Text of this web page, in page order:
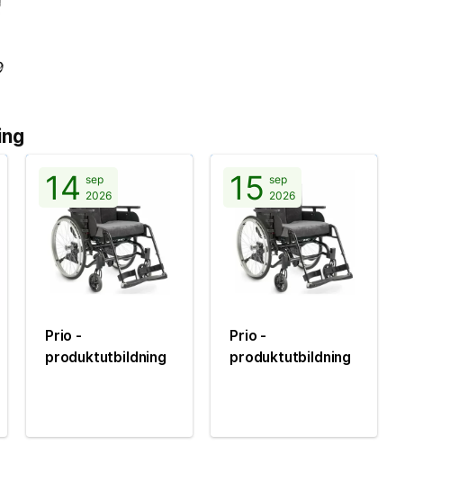
14 sep
2026
Prio -
produktutbildning
15 sep
2026
Prio -
produktutbildning